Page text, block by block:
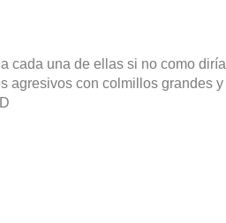
a cada una de ellas si no como diría
agresivos con colmillos grandes y